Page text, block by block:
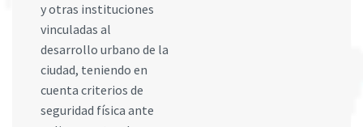
y otras instituciones
vinculadas al
desarrollo urbano de la
ciudad, teniendo en
cuenta criterios de
seguridad física ante